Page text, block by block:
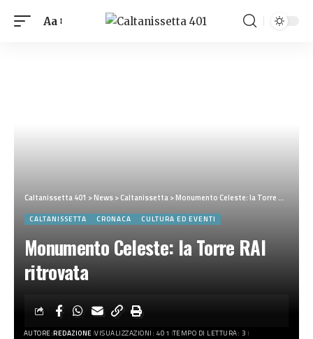
Aa
Caltanissetta 401 >News>Caltanissetta>Monumento Celeste: la Torre RAI ritrovata
CALTANISSETTA CRONACA CULTURA ED EVENTI
Monumento Celeste: la Torre RAI
ritrovata
AUTORE:REDAZIONE VISUALIZZAZIONI: 401 TEMPO DI LETTURA: 3